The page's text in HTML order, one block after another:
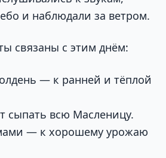
и наблюдали за ветром.
связаны с этим днём:
— к ранней и тёплой
сыпать всю Масленицу.
— к хорошему урожаю